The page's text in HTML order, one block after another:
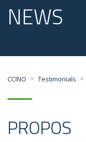
NEWS
CCINO > Testimonials >
PROPOS